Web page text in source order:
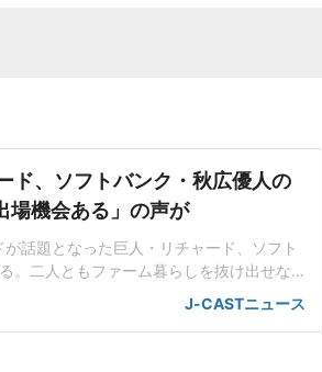
ド、ソフトバンク・秋広優人の
場機会ある」の声が
話題となった巨人・リチャード、ソフト
。二人ともファーム暮らしを抜け出せな
エスタン・リーグで5年連続本塁打王に輝
竜聖と2対1のトレードで25年5月に巨人に
J-CASTニュース